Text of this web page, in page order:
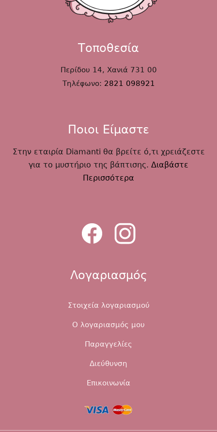
Τοποθεσία
Περίδου 14, Χανιά 731 00
Τηλέφωνο: 2821 098921
Ποιοι Είμαστε
Στην εταιρία Diamanti θα βρείτε ό,τι χρειάζεστε
για το μυστήριο της βάπτισης. Διαβάστε
Περισσότερα
Λογαριασμός
Στοιχεία λογαριασμού
Ο λογαριασμός μου
Παραγγελίες
Διεύθυνση
Επικοινωνία